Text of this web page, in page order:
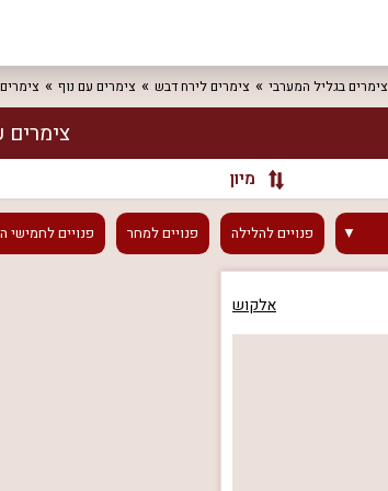
צימרים בגליל המערבי צימרים לירח דבש צימרים עם נוף
מיון
פנוייםלהלילה פנוייםלמחר פנוייםלחמישי
אלקוש